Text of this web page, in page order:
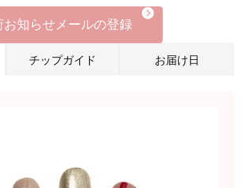
お知らせメールの登録
チップガイド お届け日